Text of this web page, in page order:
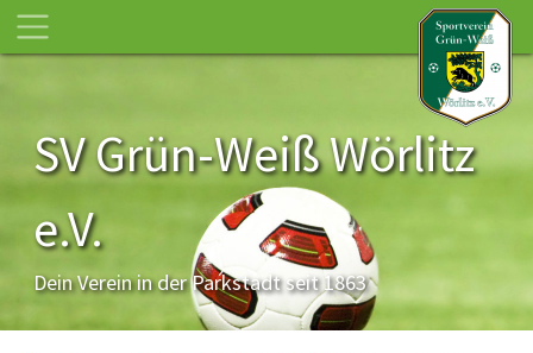
SV Grün-Weiß Wörlitz
e.V.
Dein Verein in der Parkstadt seit 1863